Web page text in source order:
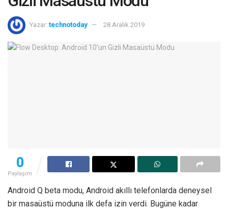
Yazar: technotoday 28 Aralık 2019
0
Paylaşım
Android Q beta modu, Android akıllı telefonlarda deneysel
bir masaüstü moduna ilk defa izin verdi. Bugüne kadar